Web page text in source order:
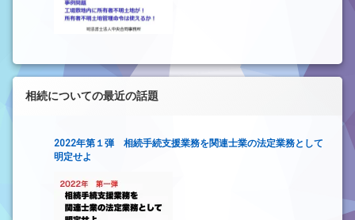
相続についての最近の話題
2022年第１弾 相続手続支援業務を関連士業の法定業務として
明定せよ